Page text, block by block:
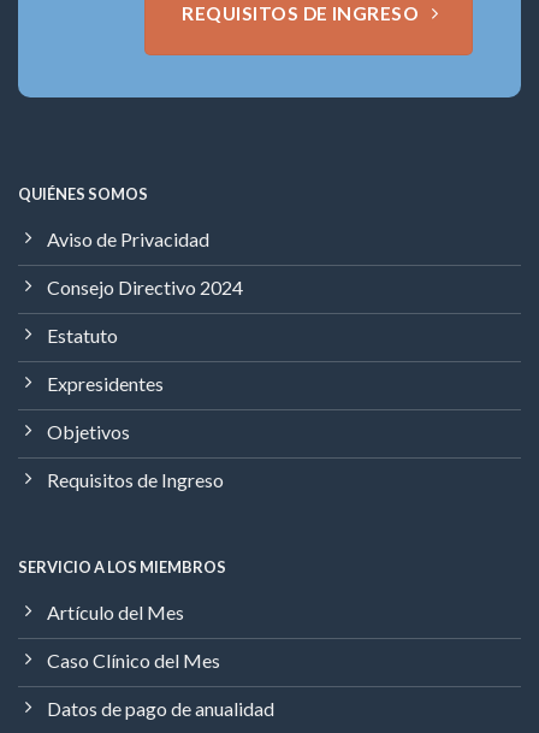
REQUISITOS DE INGRESO
QUIÉNES SOMOS
Aviso de Privacidad
Consejo Directivo 2024
Estatuto
Expresidentes
Objetivos
Requisitos de Ingreso
SERVICIO A LOS MIEMBROS
Artículo del Mes
Caso Clínico del Mes
Datos de pago de anualidad